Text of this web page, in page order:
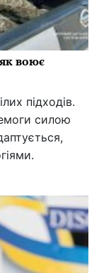
воює
підходів.
силою